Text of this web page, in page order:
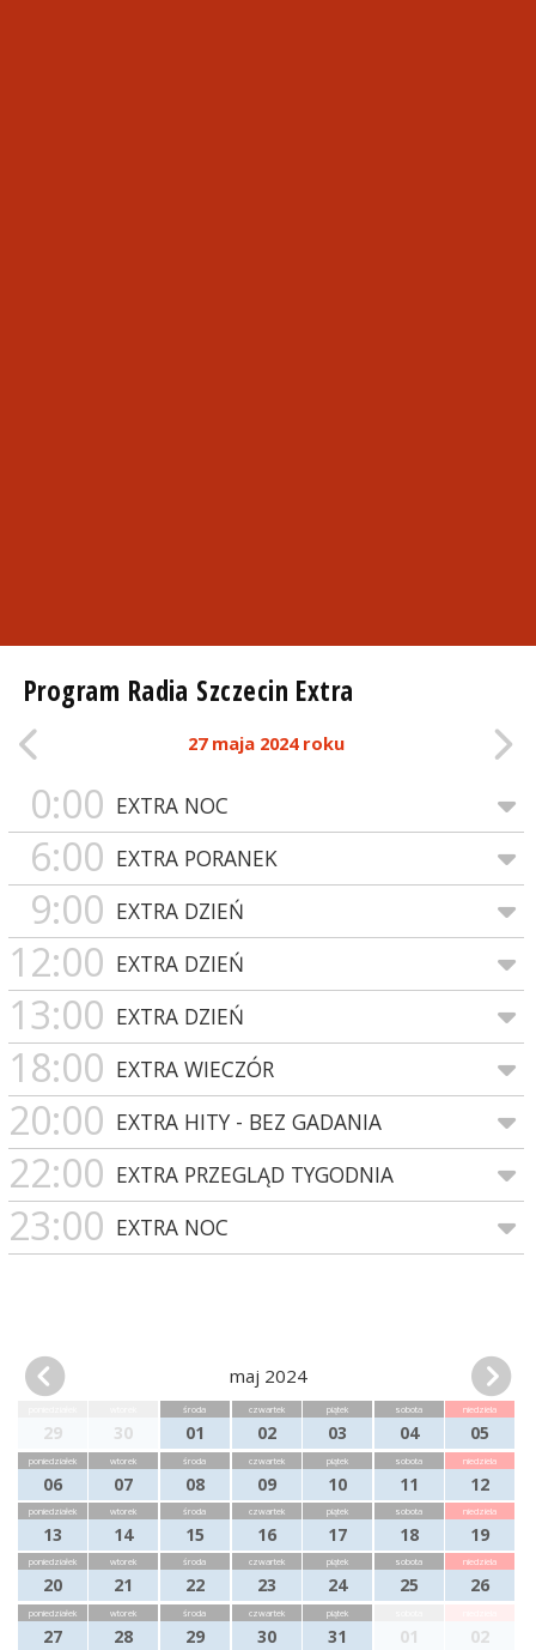
Program Radia Szczecin Extra
27 maja 2024 roku
0:00 EXTRA NOC
6:00 EXTRA PORANEK
9:00 EXTRA DZIEŃ
12:00 EXTRA DZIEŃ
13:00 EXTRA DZIEŃ
18:00 EXTRA WIECZÓR
20:00 EXTRA HITY - BEZ GADANIA
22:00 EXTRA PRZEGLĄD TYGODNIA
23:00 EXTRA NOC
maj 2024
29 30
środa
01
czwartek
02
piątek
03
sobota
04
niedziela
05
poniedziałek
06
wtorek
07
środa
08
czwartek
09
piątek
10
sobota
11
niedziela
12
poniedziałek
13
wtorek
14
środa
15
czwartek
16
piątek
17
sobota
18
niedziela
19
poniedziałek
20
wtorek
21
środa
22
czwartek
23
piątek
24
sobota
25
niedziela
26
poniedziałek
27
wtorek
28
środa
29
czwartek
30
piątek
31 01 02